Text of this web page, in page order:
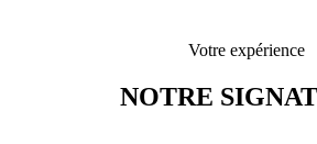
Votre expérience
NOTRE